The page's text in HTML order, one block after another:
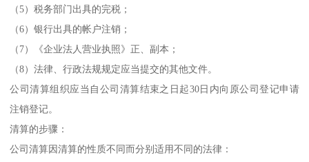
（5）税务部门出具的完税；
（6）银行出具的帐户注销；
（7）《企业法人营业执照》正、副本；
（8）法律、行政法规规定应当提交的其他文件。
公司清算组织应当自公司清算结束之日起30日内向原公司登记申请
注销登记。
清算的步骤：
公司清算因清算的性质不同而分别适用不同的法律：